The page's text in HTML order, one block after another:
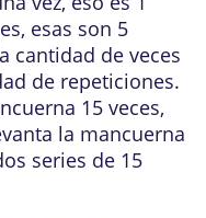
esas son 5
cantidad de veces
de repeticiones.
15 veces,
la mancuerna
series de 15